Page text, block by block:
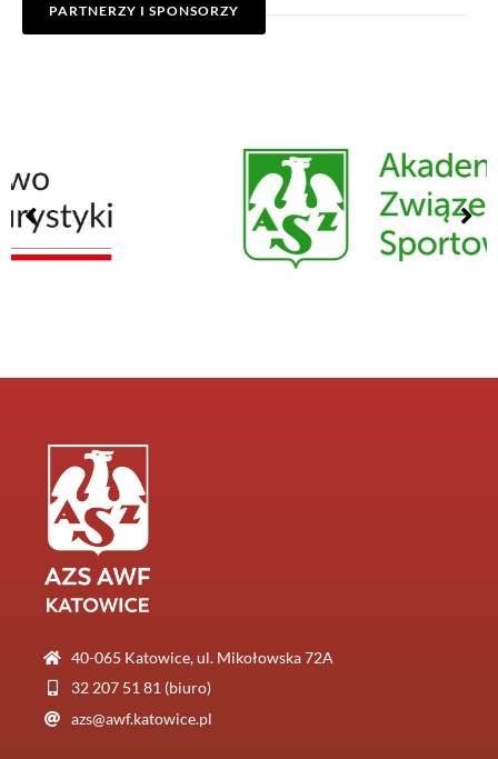
PARTNERZY I SPONSORZY
40-065 Katowice, ul. Mikołowska 72A
32 207 51 81 (biuro)
azs@awf.katowice.pl